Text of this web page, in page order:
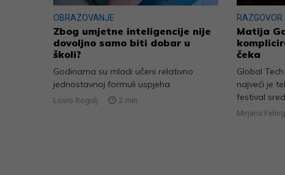
OBRAZOVANJE
Zbog umjetne inteligencije nije
dovoljno samo biti dobar u
školi?
Godinama su mladi učeni relativno
jednostavnoj formuli uspjeha
Lovro Rogulj 2 min
RAZGOVOR
Matija
čeka
Global
najveći je
festival
Mirjana